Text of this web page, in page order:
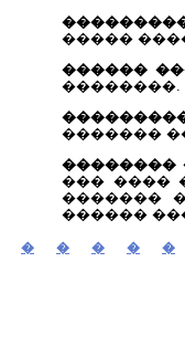
�����
������
��������.
�������
��������
��� ����
�������
������
� � � � �